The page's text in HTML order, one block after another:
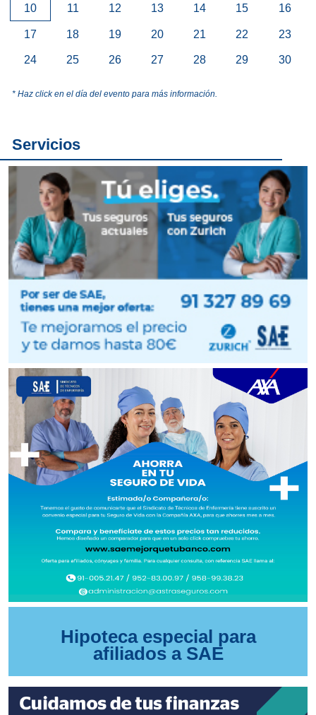
10 11 12 13 14 15 16
17 18 19 20 21 22 23
24 25 26 27 28 29 30
* Haz click en el día del evento para más información.
Servicios
Hipoteca especial para
afiliados a SAE